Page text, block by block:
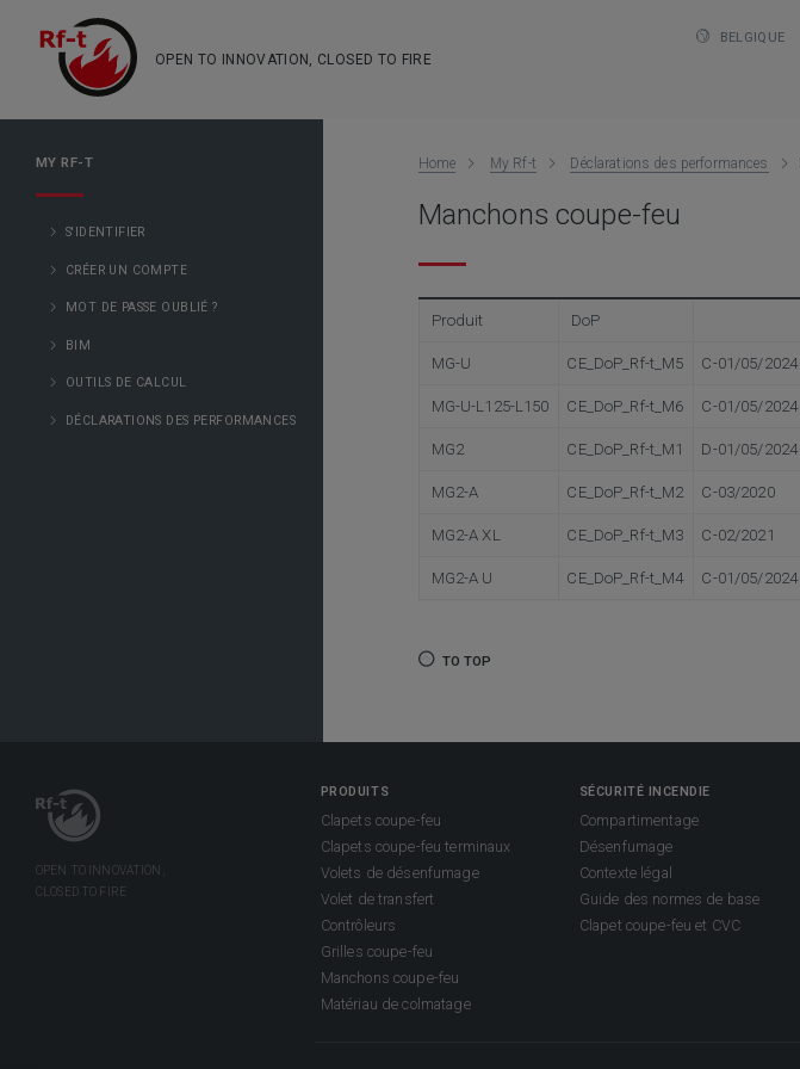
OPEN TO INNOVATION, CLOSED TO FIRE
BELGIQUE
MY RF-T
S'IDENTIFIER
CRÉER UN COMPTE
MOT DE PASSE OUBLIÉ ?
BIM
OUTILS DE CALCUL
DÉCLARATIONS DES PERFORMANCES
Home My Rf-t Déclarations des performances
Manchons coupe-feu
Produit DoP
MG-U CE_DoP_Rf-t_M5 C-01/05/2024
MG-U-L125-L150 CE_DoP_Rf-t_M6 C-01/05/2024
MG2 CE_DoP_Rf-t_M1 D-01/05/2024
MG2-A CE_DoP_Rf-t_M2 C-03/2020
MG2-A XL CE_DoP_Rf-t_M3 C-02/2021
MG2-A U CE_DoP_Rf-t_M4 C-01/05/2024
TO TOP
PRODUITS
Clapets coupe-feu
Clapets coupe-feu terminaux
Volets de désenfumage
Volet de transfert
Contrôleurs
Grilles coupe-feu
Manchons coupe-feu
Matériau de colmatage
SÉCURITÉ INCENDIE
Compartimentage
Désenfumage
Contexte légal
Guide des normes de base
Clapet coupe-feu et CVC